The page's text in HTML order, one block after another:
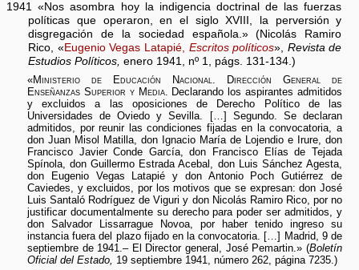
1941 «Nos asombra hoy la indigencia doctrinal de las fuerzas
políticas que operaron, en el siglo XVIII, la perversión y
disgregación de la sociedad española.» (Nicolás Ramiro
Rico, « Eugenio Vegas Latapié, Escritos políticos», Revista de
Estudios Políticos, enero 1941, nº 1, págs. 131-134.)
«Ministerio de Educación Nacional. Dirección General de
Enseñanzas Superior y Media. Declarando los aspirantes admitidos
y excluidos a las oposiciones de Derecho Político de las
Universidades de Oviedo y Sevilla. […] Segundo. Se declaran
admitidos, por reunir las condiciones fijadas en la convocatoria, a
don Juan Misol Matilla, don Ignacio María de Lojendio e Irure, don
Francisco Javier Conde García, don Francisco Elías de Tejada
Spínola, don Guillermo Estrada Acebal, don Luis Sánchez Agesta,
don Eugenio Vegas Latapié y don Antonio Poch Gutiérrez de
Caviedes, y excluidos, por los motivos que se expresan: don José
Luis Santaló Rodríguez de Viguri y don Nicolás Ramiro Rico, por no
justificar documentalmente su derecho para poder ser admitidos, y
don Salvador Lissarrague Novoa, por haber tenido ingreso su
instancia fuera del plazo fijado en la convocatoria. […] Madrid, 9 de
septiembre de 1941.– El Director general, José Pemartin.» (Boletín
Oficial del Estado, 19 septiembre 1941, número 262, página 7235.)